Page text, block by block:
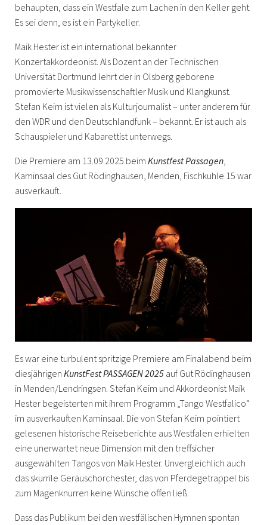
behaupten, dass ein Westfale zum Lachen in den Keller geht.
Es sei denn, es ist ein Partykeller.
Maik Hester ist ein international bekannter
Konzertakkordeonist. Als Dozent an der Technischen
Universität Dortmund lehrt der in Olsberg geborene
promovierte Musikwissenschaftler Musik und Klangkunst.
Stefan Keim ist vielen als Kulturjournalist – unter anderem für
den WDR und den Deutschlandfunk – bekannt. Er ist auch als
Schauspieler und Kabarettist unterwegs.
Die Premiere am 13.09.2025 beim Kunstfest Passagen,
Kaminsaal des Gut Rödinghausen, Menden, Fischkuhle 15 war
ausverkauft.
Es war eine turbulent spritzige Premiere am Finalabend beim
diesjährigen KunstFest PASSAGEN 2025 auf Gut Rödinghausen
in Menden/Lendringsen. Stefan Keim und Akkordeonist Maik
Hester begeisterten mit ihrem Programm „Tango Westfalico“
im ausverkauften Kaminsaal. Die von Stefan Keim pointiert
gelesenen historische Reiseberichte aus Westfalen erhielten
eine unerwartet neue Dimension mit den treffsicher
ausgewählten Tangos von Maik Hester. Unvergleichlich auch
das skurrile Geräuschorchester, das von Pferdegetrappel bis
zum Magenknurren keine Wünsche offen ließ.
Dass das Publikum bei den westfälischen Hymnen spontan